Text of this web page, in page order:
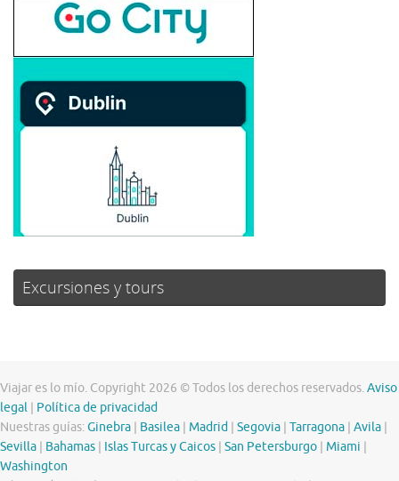
Excursiones y tours
Viajar es lo mío. Copyright 2026 © Todos los derechos reservados.Aviso
legal
Política de privacidad
Nuestras guías:Ginebra Basilea Madrid Segovia Tarragona Avila
Sevilla
Bahamas Islas Turcas y Caicos San Petersburgo Miami
Washington